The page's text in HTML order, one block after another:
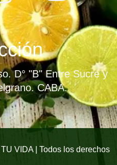
n
s
t
a
g
r
a
m
o
u
t
u
b
e
D° "B" Entre Sucre y
CABA.
VIDA | Todos los derechos